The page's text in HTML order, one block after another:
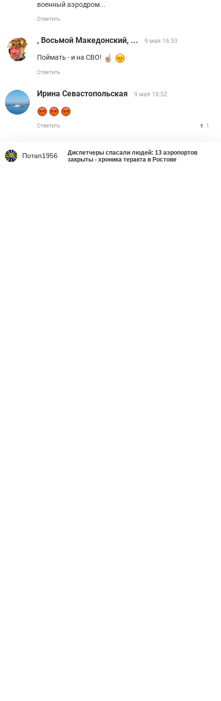
военный аэродром...
Ответить
, Восьмой Македонский, ... 9 мая 16:53
Поймать - и на СВО!
Ответить
Ирина Севастопольская 9 мая 18:52
Ответить 1
Потап1956
Диспетчеры спасали людей: 13 аэропортов
закрыты - хроника теракта в Ростове